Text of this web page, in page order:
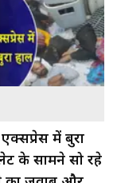
में बुरा
के सामने सो रहे